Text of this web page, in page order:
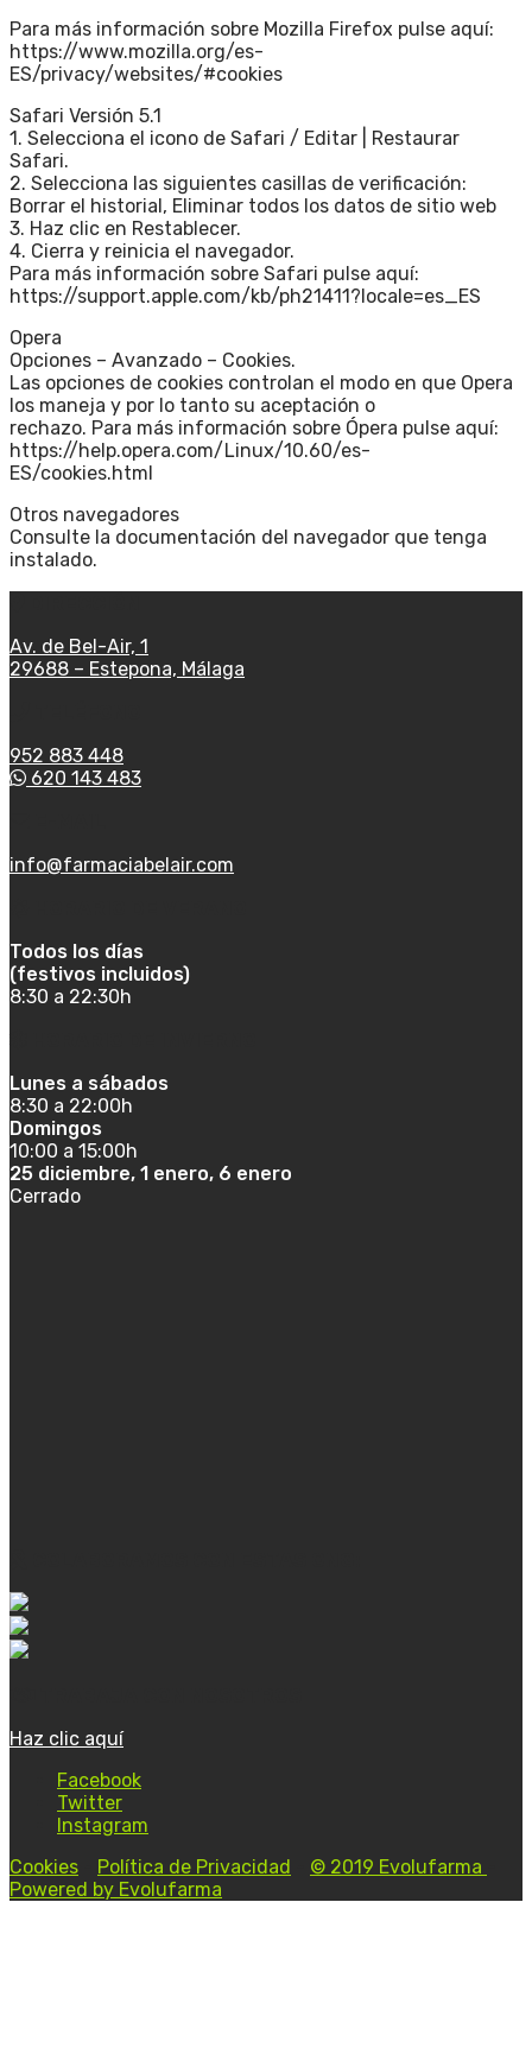
Para más información sobre Mozilla Firefox pulse aquí:
https://www.mozilla.org/es-
ES/privacy/websites/#cookies
Safari Versión 5.1
1. Selecciona el icono de Safari / Editar | Restaurar
Safari.
2. Selecciona las siguientes casillas de verificación:
Borrar el historial, Eliminar todos los datos de sitio web
3. Haz clic en Restablecer.
4. Cierra y reinicia el navegador.
Para más información sobre Safari pulse aquí:
https://support.apple.com/kb/ph21411?locale=es_ES
Opera
Opciones – Avanzado – Cookies.
Las opciones de cookies controlan el modo en que Opera
los maneja y por lo tanto su aceptación o
rechazo. Para más información sobre Ópera pulse aquí:
https://help.opera.com/Linux/10.60/es-
ES/cookies.html
Otros navegadores
Consulte la documentación del navegador que tenga
instalado.
Av. de Bel-Air, 1
29688 – Estepona, Málaga
952 883 448
620 143 483
info@farmaciabelair.com
Todos los días
(festivos incluidos)
8:30 a 22:30h
Lunes a sábados
8:30 a 22:00h
Domingos
10:00 a 15:00h
25 diciembre, 1 enero, 6 enero
Cerrado
Haz clic aquí
Facebook
Twitter
Instagram
Cookies
Política de Privacidad © 2019 Evolufarma
Powered by Evolufarma